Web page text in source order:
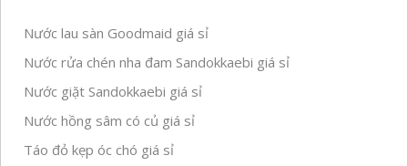
Nước lau sàn Goodmaid giá sỉ
Nước rửa chén nha đam Sandokkaebi giá sỉ
Nước giặt Sandokkaebi giá sỉ
Nước hồng sâm có củ giá sỉ
Táo đỏ kẹp óc chó giá sỉ